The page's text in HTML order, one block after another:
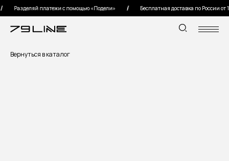
Разделяй платежи с помощью «Подели» Бесплатная доставка по России от 15
Вернуться в каталог